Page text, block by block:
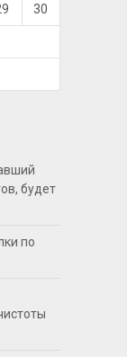
30
будет
по